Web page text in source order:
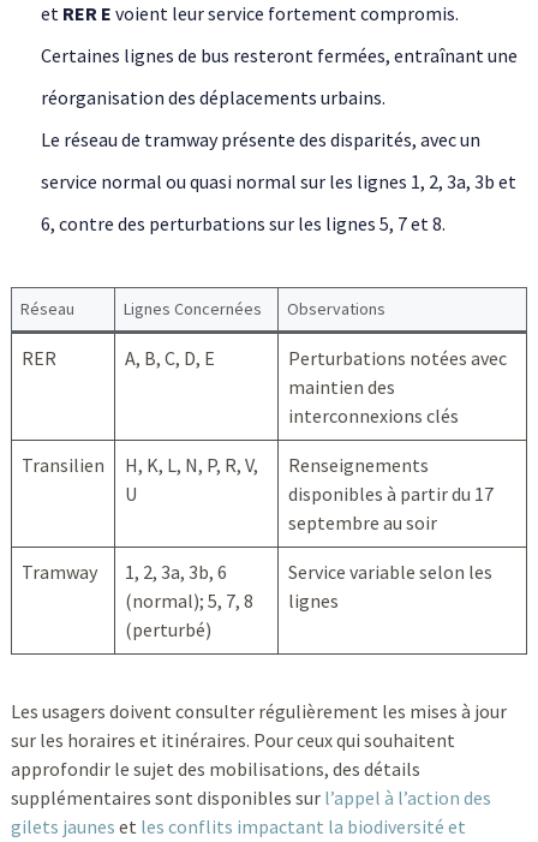
et RER E voient leur service fortement compromis.
Certaines lignes de bus resteront fermées, entraînant une
réorganisation des déplacements urbains.
Le réseau de tramway présente des disparités, avec un
service normal ou quasi normal sur les lignes 1, 2, 3a, 3b et
6, contre des perturbations sur les lignes 5, 7 et 8.
Réseau Lignes Concernées Observations
RER A, B, C, D, E
Perturbations notées avec
maintien des
interconnexions clés
Transilien
H, K, L, N, P, R, V,
U
Renseignements
disponibles à partir du 17
septembre au soir
Tramway
1, 2, 3a, 3b, 6
(normal); 5, 7, 8
(perturbé)
Service variable selon les
lignes
Les usagers doivent consulter régulièrement les mises à jour
sur les horaires et itinéraires. Pour ceux qui souhaitent
approfondir le sujet des mobilisations, des détails
supplémentaires sont disponibles sur l’appel à l’action des
gilets jaunes et les conflits impactant la biodiversité et